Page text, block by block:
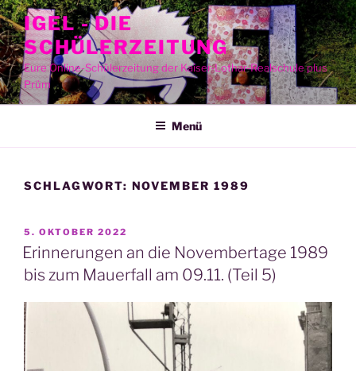
Zum
Inhalt
springen
IGEL - DIE
SCHÜLERZEITUNG
Eure Online-Schülerzeitung der Kaiser-Lothar-Realschule plus
Prüm
Menü
SCHLAGWORT: NOVEMBER 1989
VERÖFFENTLICHT
AM
5. OKTOBER 2022
Erinnerungen an die Novembertage 1989
bis zum Mauerfall am 09.11. (Teil 5)